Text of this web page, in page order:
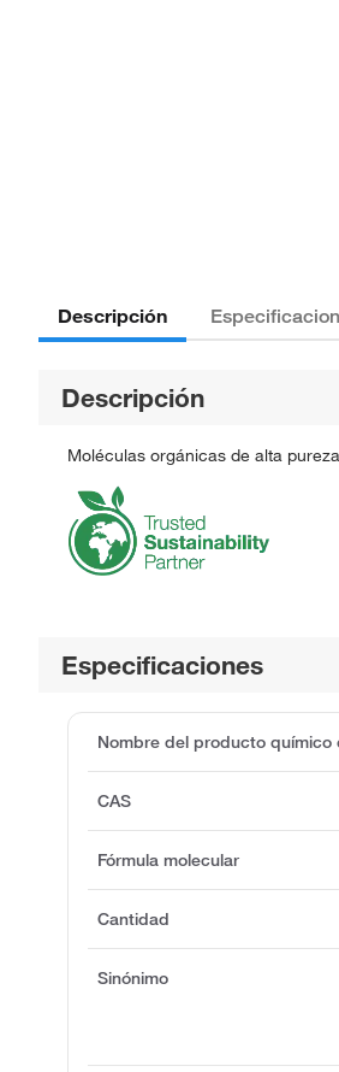
Descripción
Descripción
Moléculas orgánicas de alta
Especificaciones
Nombre del producto químico
CAS
Fórmula molecular
Cantidad
Sinónimo